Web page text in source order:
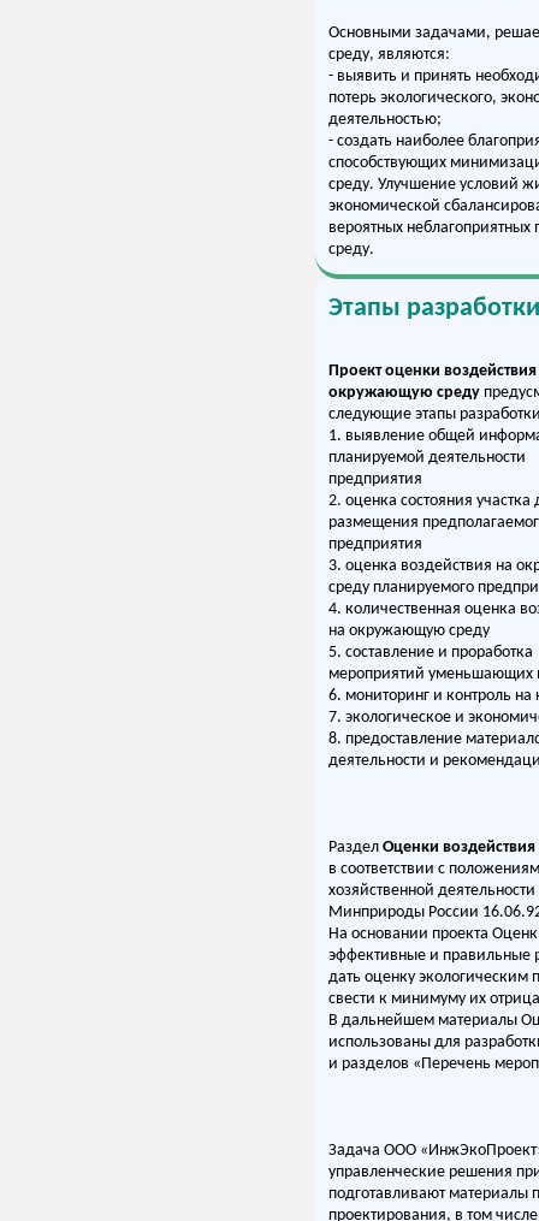
Основными задачами,
среду, являются:
- выявить и принять
потерь экологического,
деятельностью;
- создать наиболее
способствующих
среду. Улучшение условий
экономической
вероятных
среду.
Этапы
Проект оценки
окружающую среду
следующие этапы
1. выявление общей
планируемой деятельности
предприятия
2. оценка состояния участка
размещения
предприятия
3. оценка воздействия на
среду планируемого
4. количественная оценка
на окружающую среду
5. составление и проработка
мероприятий уменьшающих
6. мониторинг и контроль
7. экологическое и
8. предоставление
деятельности и
Раздел Оценки
в соответствии с
хозяйственной
Минприроды России
На основании проекта
эффективные и правильные
дать оценку экологическим
свести к минимуму их
В дальнейшем материалы
использованы для
и разделов «Перечень
Задача ООО
управленческие решения
подготавливают материалы
проектирования, в том